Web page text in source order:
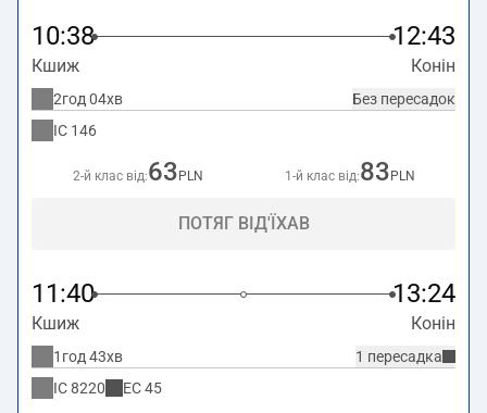
10:38 12:43
Кшиж Конін
Без пересадок
2год 04хв
IC 146
2-й клас від:63 PLN 1-й клас від:83 PLN
ПОТЯГ ВІД'ЇХАВ
11:40 13:24
Кшиж Конін
1 пересадка
1год 43хв
IC8220 EC45